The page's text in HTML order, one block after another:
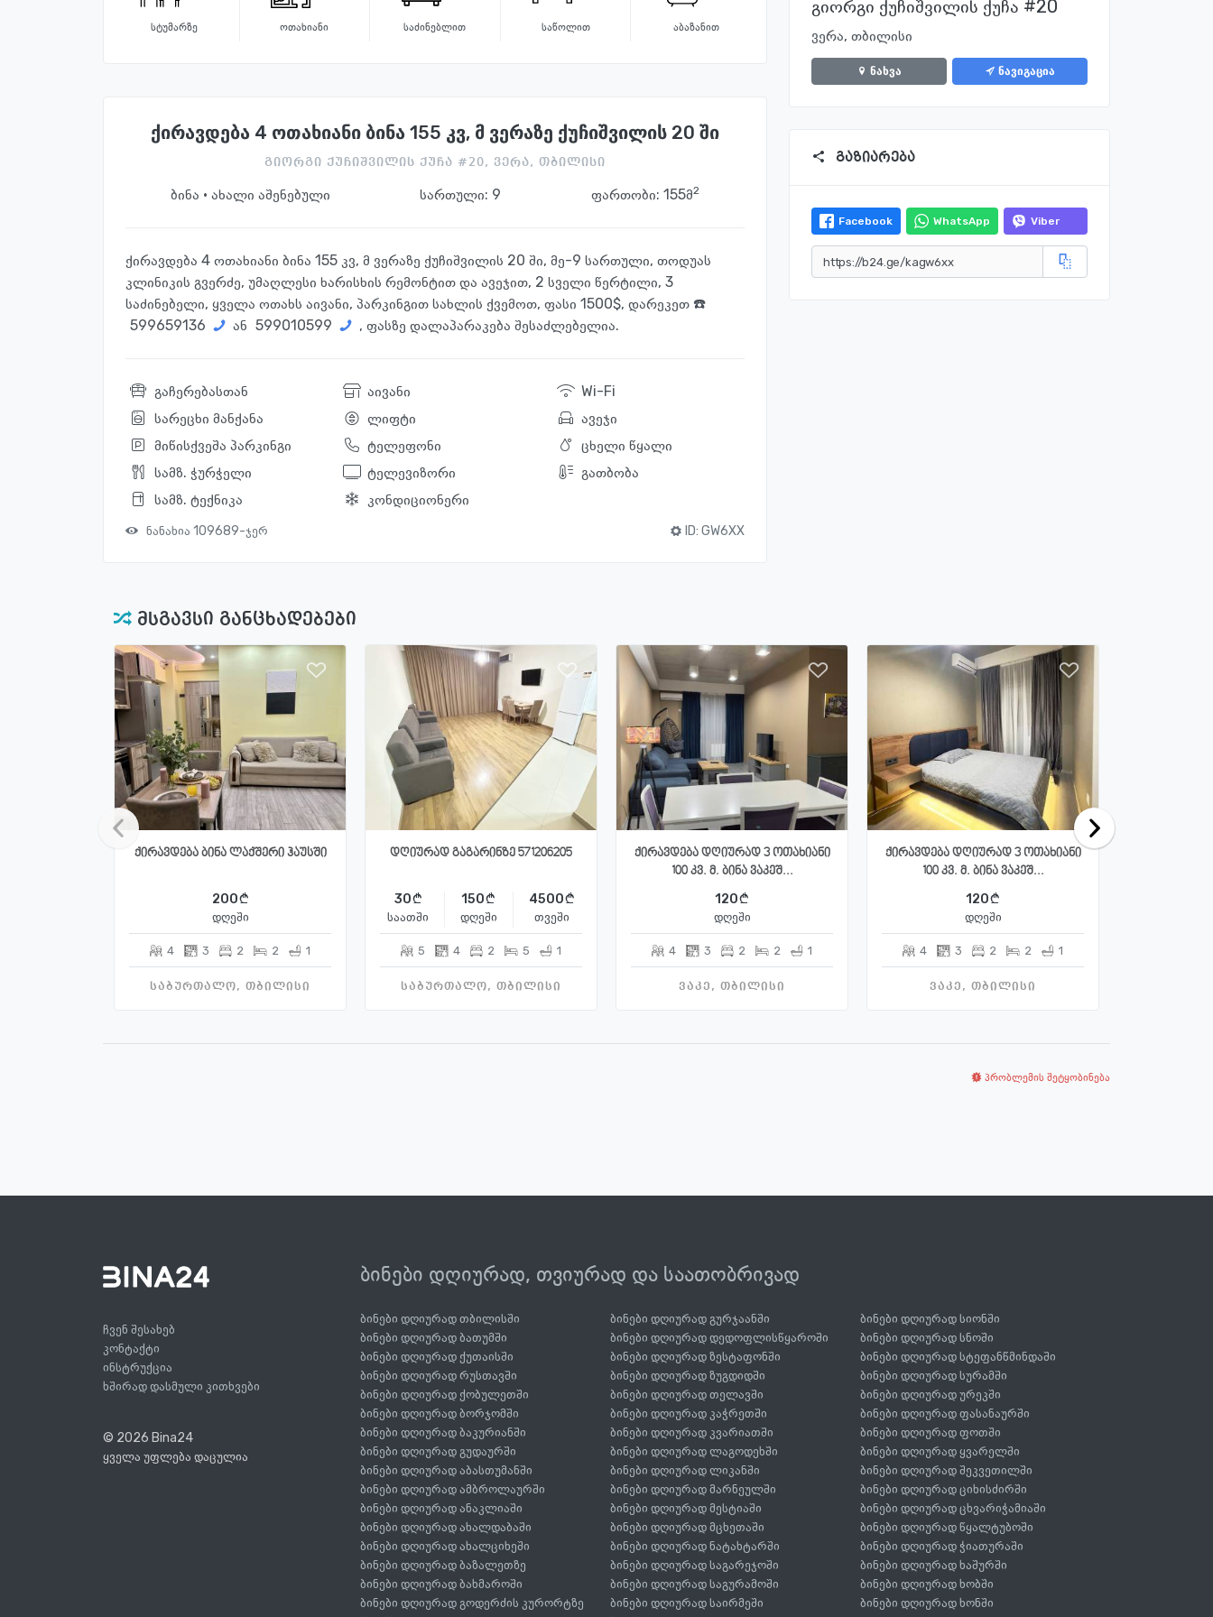
სტუმარზე ოთახიანი საძინებლით საწოლით აბაზანით
ქირავდება 4 ოთახიანი ბინა 155 კვ, მ ვერაზე ქუჩიშვილის 20 ში
გიორგი ქუჩიშვილის ქუჩა #20, ვერა, თბილისი
ბინა · ახალი აშენებული სართული: 9 ფართობი: 155მ2
ქირავდება 4 ოთახიანი ბინა 155 კვ, მ ვერაზე ქუჩიშვილის 20 ში, მე-9 სართული, თოდუას
კლინიკის გვერძე, უმაღლესი ხარისხის რემონტით და ავეჯით, 2 სველი წერტილი, 3
საძინებელი, ყველა ოთახს აივანი, პარკინგით სახლის ქვემოთ, ფასი 1500$, დარეკეთ ☎️
599659136
ან 599010599 , ფასზე დალაპარაკება შესაძლებელია.
გაჩერებასთან
სარეცხი მანქანა
მიწისქვეშა პარკინგი
სამზ. ჭურჭელი
სამზ. ტექნიკა
აივანი
ლიფტი
ტელეფონი
ტელევიზორი
კონდიციონერი
Wi-Fi
ავეჯი
ცხელი წყალი
გათბობა
ნანახია 109689-ჯერ ID: GW6XX
გიორგი ქუჩიშვილის ქუჩა #20
ვერა, თბილისი
ნახვა ნავიგაცია
გაზიარება
Facebook WhatsApp Viber
მსგავსი განცხადებები
ქირავდება ბინა ლაქშერი ჰაუსში
200
დღეში
4 3 2 2 1
საბურთალო, თბილისი
დღიურად გაგარინზე 571206205
30
საათში
150
დღეში
4500
თვეში
5 4 2 5 1
საბურთალო, თბილისი
ქირავდება დღიურად 3 ოთახიანი
100 კვ. მ. ბინა ვაკეშ...
120
დღეში
4 3 2 2 1
ვაკე, თბილისი
ქირავდება დღიურად 3 ოთახიანი
100 კვ. მ. ბინა ვაკეშ...
120
დღეში
4 3 2 2 1
ვაკე, თბილისი
პრობლემის შეტყობინება
ჩვენ შესახებ
კონტაქტი
ინსტრუქცია
ხშირად დასმული კითხვები
© 2026 Bina24
ყველა უფლება დაცულია
ბინები დღიურად, თვიურად და საათობრივად
ბინები დღიურად თბილისში
ბინები დღიურად ბათუმში
ბინები დღიურად ქუთაისში
ბინები დღიურად რუსთავში
ბინები დღიურად ქობულეთში
ბინები დღიურად ბორჯომში
ბინები დღიურად ბაკურიანში
ბინები დღიურად გუდაურში
ბინები დღიურად აბასთუმანში
ბინები დღიურად ამბროლაურში
ბინები დღიურად ანაკლიაში
ბინები დღიურად ახალდაბაში
ბინები დღიურად ახალციხეში
ბინები დღიურად ბაზალეთზე
ბინები დღიურად ბახმაროში
ბინები დღიურად გოდერძის კურორტზე
ბინები დღიურად გურჯაანში
ბინები დღიურად დედოფლისწყაროში
ბინები დღიურად ზესტაფონში
ბინები დღიურად ზუგდიდში
ბინები დღიურად თელავში
ბინები დღიურად კაჭრეთში
ბინები დღიურად კვარიათში
ბინები დღიურად ლაგოდეხში
ბინები დღიურად ლიკანში
ბინები დღიურად მარნეულში
ბინები დღიურად მესტიაში
ბინები დღიურად მცხეთაში
ბინები დღიურად ნატახტარში
ბინები დღიურად საგარეჯოში
ბინები დღიურად საგურამოში
ბინები დღიურად საირმეში
ბინები დღიურად სიონში
ბინები დღიურად სნოში
ბინები დღიურად სტეფანწმინდაში
ბინები დღიურად სურამში
ბინები დღიურად ურეკში
ბინები დღიურად ფასანაურში
ბინები დღიურად ფოთში
ბინები დღიურად ყვარელში
ბინები დღიურად შეკვეთილში
ბინები დღიურად ციხისძირში
ბინები დღიურად ცხვარიჭამიაში
ბინები დღიურად წყალტუბოში
ბინები დღიურად ჭიათურაში
ბინები დღიურად ხაშურში
ბინები დღიურად ხობში
ბინები დღიურად ხონში